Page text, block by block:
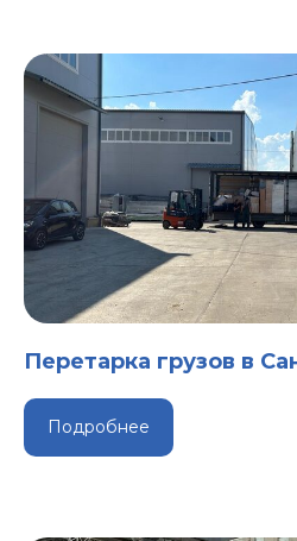
Перетарка грузов в
Подробнее